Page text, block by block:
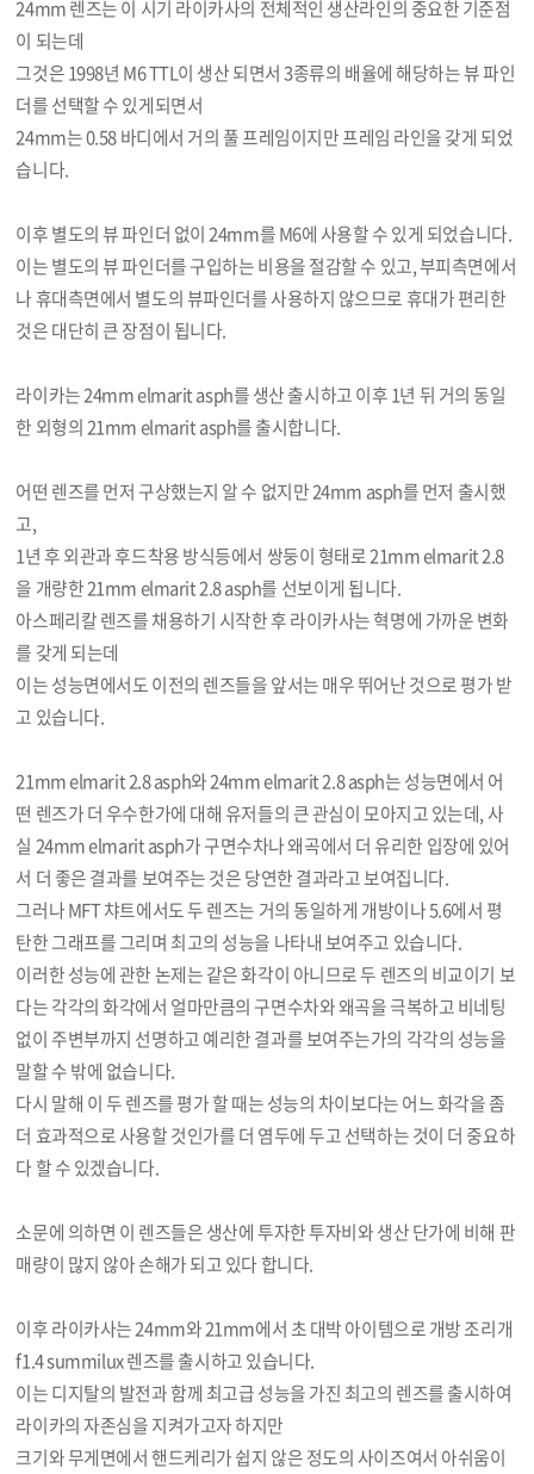
24mm 렌즈는 이 시기 라이카사의 전체적인 생산라인의 중요한 기준점
이 되는데
그것은 1998년 M6 TTL이 생산 되면서 3종류의 배율에 해당하는 뷰 파인
더를 선택할 수 있게되면서
24mm는 0.58 바디에서 거의 풀 프레임이지만 프레임 라인을 갖게 되었
습니다.
이후 별도의 뷰 파인더 없이 24mm를 M6에 사용할 수 있게 되었습니다.
이는 별도의 뷰 파인더를 구입하는 비용을 절감할 수 있고, 부피측면에서
나 휴대측면에서 별도의 뷰파인더를 사용하지 않으므로 휴대가 편리한
것은 대단히 큰 장점이 됩니다.
라이카는 24mm elmarit asph를 생산 출시하고 이후 1년 뒤 거의 동일
한 외형의 21mm elmarit asph를 출시합니다.
어떤 렌즈를 먼저 구상했는지 알 수 없지만 24mm asph를 먼저 출시했
고,
1년 후 외관과 후드착용 방식등에서 쌍둥이 형태로 21mm elmarit 2.8
을 개량한 21mm elmarit 2.8 asph를 선보이게 됩니다.
아스페리칼 렌즈를 채용하기 시작한 후 라이카사는 혁명에 가까운 변화
를 갖게 되는데
이는 성능면에서도 이전의 렌즈들을 앞서는 매우 뛰어난 것으로 평가 받
고 있습니다.
21mm elmarit 2.8 asph와 24mm elmarit 2.8 asph는 성능면에서 어
떤 렌즈가 더 우수한가에 대해 유저들의 큰 관심이 모아지고 있는데, 사
실 24mm elmarit asph가 구면수차나 왜곡에서 더 유리한 입장에 있어
서 더 좋은 결과를 보여주는 것은 당연한 결과라고 보여집니다.
그러나 MFT 챠트에서도 두 렌즈는 거의 동일하게 개방이나 5.6에서 평
탄한 그래프를 그리며 최고의 성능을 나타내 보여주고 있습니다.
이러한 성능에 관한 논제는 같은 화각이 아니므로 두 렌즈의 비교이기 보
다는 각각의 화각에서 얼마만큼의 구면수차와 왜곡을 극복하고 비네팅
없이 주변부까지 선명하고 예리한 결과를 보여주는가의 각각의 성능을
말할 수 밖에 없습니다.
다시 말해 이 두 렌즈를 평가 할 때는 성능의 차이보다는 어느 화각을 좀
더 효과적으로 사용할 것인가를 더 염두에 두고 선택하는 것이 더 중요하
다 할 수 있겠습니다.
소문에 의하면 이 렌즈들은 생산에 투자한 투자비와 생산 단가에 비해 판
매량이 많지 않아 손해가 되고 있다 합니다.
이후 라이카사는 24mm와 21mm에서 초 대박 아이템으로 개방 조리개
f1.4 summilux 렌즈를 출시하고 있습니다.
이는 디지탈의 발전과 함께 최고급 성능을 가진 최고의 렌즈를 출시하여
라이카의 자존심을 지켜가고자 하지만
크기와 무게면에서 핸드케리가 쉽지 않은 정도의 사이즈여서 아쉬움이